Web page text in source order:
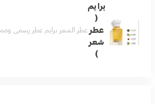
برايم
(
عطر
شعر
)
عطر الشعر برايم عطر رسمي